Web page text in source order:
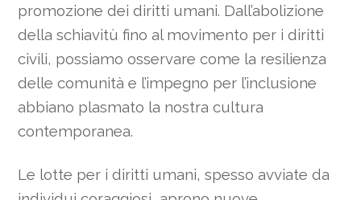
promozione dei diritti umani. Dall’abolizione
della schiavitù fino al movimento per i diritti
civili, possiamo osservare come la resilienza
delle comunità e l’impegno per l’inclusione
abbiano plasmato la nostra cultura
contemporanea.
Le lotte per i diritti umani, spesso avviate da